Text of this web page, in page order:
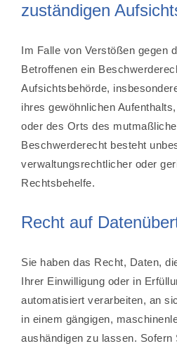
zuständigen
Im Falle von Verstößen gegen
Betroffenen ein
Aufsichtsbehörde,
ihres gewöhnlichen
oder des Orts des
Beschwerderecht besteht
verwaltungsrechtlicher oder
Rechtsbehelfe.
Recht auf
Sie haben das Recht, Daten,
Ihrer Einwilligung oder in
automatisiert verarbeiten, an
in einem gängigen,
aushändigen zu lassen. Sofern